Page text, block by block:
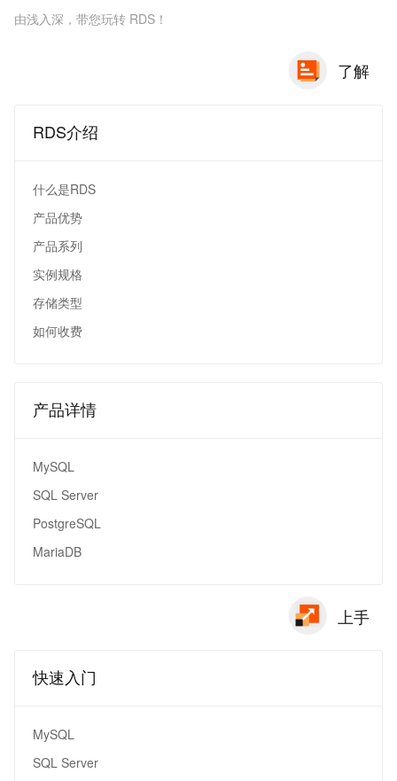
由浅入深，带您玩转 RDS！
了解
RDS介绍
什么是RDS
产品优势
产品系列
实例规格
存储类型
如何收费
产品详情
MySQL
SQL Server
PostgreSQL
MariaDB
上手
快速入门
MySQL
SQL Server